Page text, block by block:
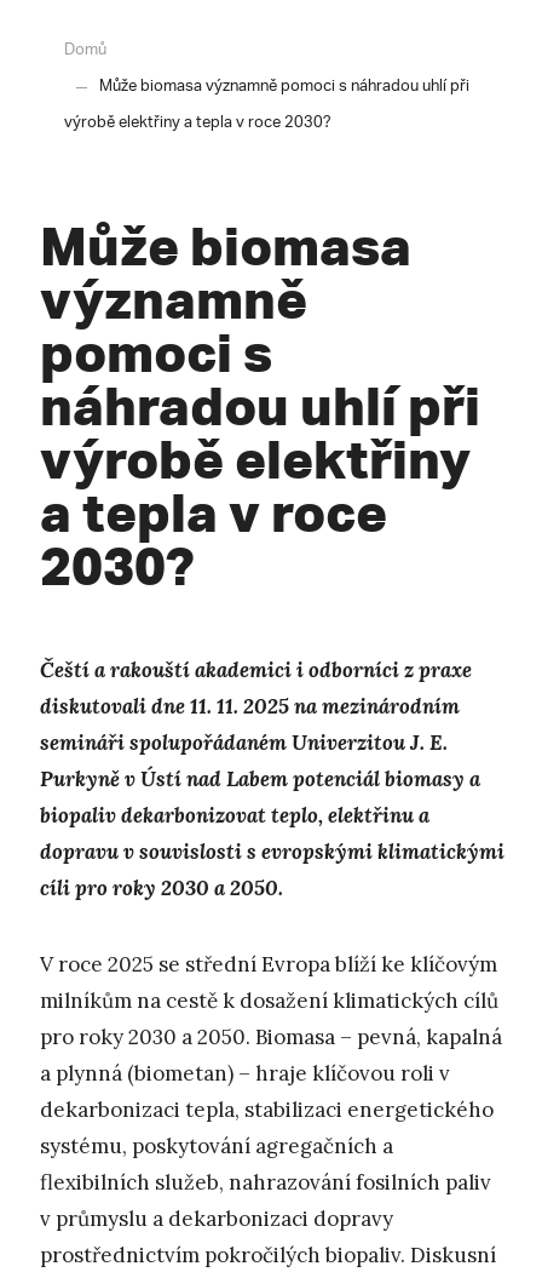
Domů
Může biomasa významně pomoci s náhradou uhlí při
výrobě elektřiny a tepla v roce 2030?
Může biomasa
významně
pomoci s
náhradou uhlí při
výrobě elektřiny
a tepla v roce
2030?
Čeští a rakouští akademici i odborníci z praxe
diskutovali dne 11. 11. 2025 na mezinárodním
semináři spolupořádaném Univerzitou J. E.
Purkyně v Ústí nad Labem potenciál biomasy a
biopaliv dekarbonizovat teplo, elektřinu a
dopravu v souvislosti s evropskými klimatickými
cíli pro roky 2030 a 2050.
V roce 2025 se střední Evropa blíží ke klíčovým
milníkům na cestě k dosažení klimatických cílů
pro roky 2030 a 2050. Biomasa – pevná, kapalná
a plynná (biometan) – hraje klíčovou roli v
dekarbonizaci tepla, stabilizaci energetického
systému, poskytování agregačních a
flexibilních služeb, nahrazování fosilních paliv
v průmyslu a dekarbonizaci dopravy
prostřednictvím pokročilých biopaliv. Diskusní